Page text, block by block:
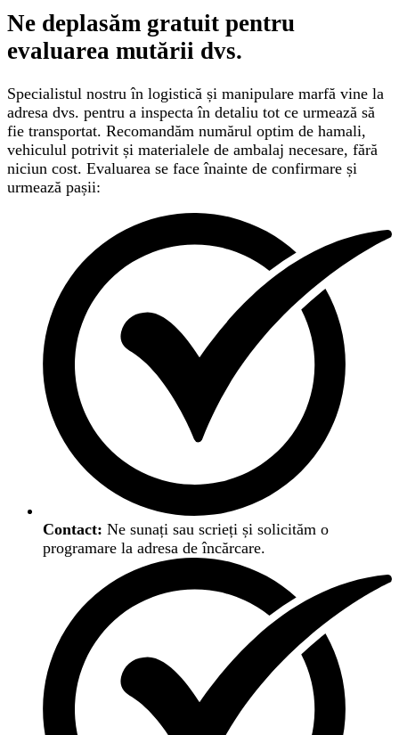
Ne deplasăm gratuit pentru
evaluarea mutării dvs.
Specialistul nostru în logistică și manipulare marfă vine la
adresa dvs. pentru a inspecta în detaliu tot ce urmează să
fie transportat. Recomandăm numărul optim de hamali,
vehiculul potrivit și materialele de ambalaj necesare, fără
niciun cost. Evaluarea se face înainte de confirmare și
urmează pașii:
Contact: Ne sunați sau scrieți și solicităm o
programare la adresa de încărcare.